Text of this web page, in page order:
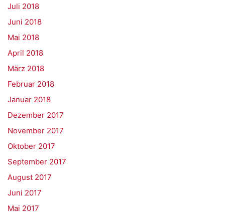
Juli 2018
Juni 2018
Mai 2018
April 2018
März 2018
Februar 2018
Januar 2018
Dezember 2017
November 2017
Oktober 2017
September 2017
August 2017
Juni 2017
Mai 2017